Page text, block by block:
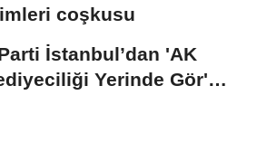
coşkusu
İstanbul’dan 'AK
Yerinde Gör'